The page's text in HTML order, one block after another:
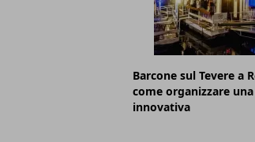
Barcone sul Tevere a
come organizzare
innovativa